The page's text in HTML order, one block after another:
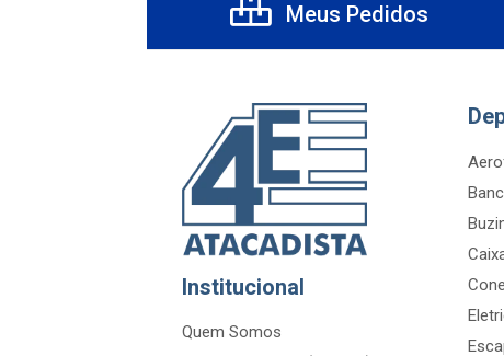
Meus Pedidos
Institucional
Quem Somos